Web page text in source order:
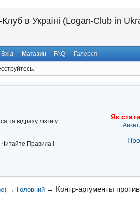
в Україні (Logan-Club in
Вхід Магазин FAQ Галерея
та відразу лізти у
Читайте Правила !
Як
→ Головний → Контр-аргументы